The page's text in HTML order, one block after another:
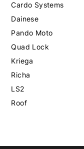
Cardo Systems
Dainese
Pando Moto
Quad Lock
Kriega
Richa
LS2
Roof